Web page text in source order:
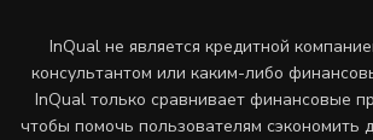
InQual не является кредитной
консультантом или каким-либо
InQual только сравнивает финансовые
чтобы помочь пользователям сэкономить